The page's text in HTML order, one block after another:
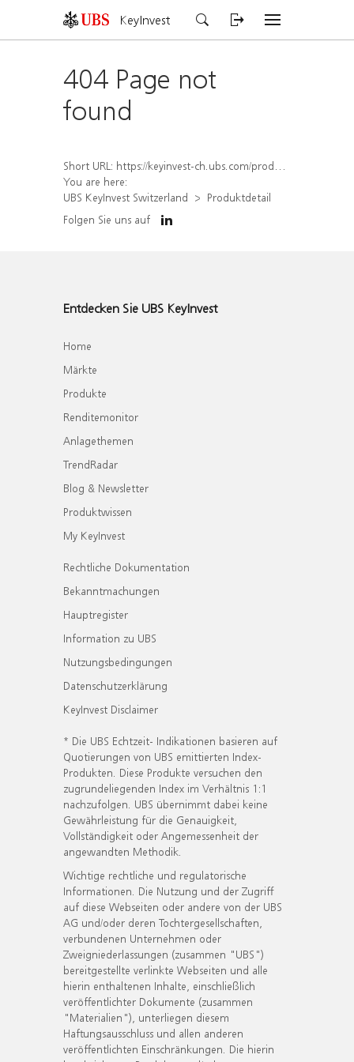
KeyInvest
404 Page not
found
Short URL: https://keyinvest-ch.ubs.com/produkt/detail/index/isin/CH1575320978
You are here:
UBS KeyInvest Switzerland
Produktdetail
Folgen Sie uns auf
Entdecken Sie UBS KeyInvest
Home
Märkte
Produkte
Renditemonitor
Anlagethemen
TrendRadar
Blog & Newsletter
Produktwissen
My KeyInvest
Rechtliche Dokumentation
Bekanntmachungen
Hauptregister
Information zu UBS
Nutzungsbedingungen
Datenschutzerklärung
KeyInvest Disclaimer
* Die UBS Echtzeit- Indikationen basieren auf
Quotierungen von UBS emittierten Index-
Produkten. Diese Produkte versuchen den
zugrundeliegenden Index im Verhältnis 1:1
nachzufolgen. UBS übernimmt dabei keine
Gewährleistung für die Genauigkeit,
Vollständigkeit oder Angemessenheit der
angewandten Methodik.
Wichtige rechtliche und regulatorische
Informationen. Die Nutzung und der Zugriff
auf diese Webseiten oder andere von der UBS
AG und/oder deren Tochtergesellschaften,
verbundenen Unternehmen oder
Zweigniederlassungen (zusammen "UBS")
bereitgestellte verlinkte Webseiten und alle
hierin enthaltenen Inhalte, einschließlich
veröffentlichter Dokumente (zusammen
"Materialien"), unterliegen diesem
Haftungsausschluss und allen anderen
veröffentlichten Einschränkungen. Die hierin